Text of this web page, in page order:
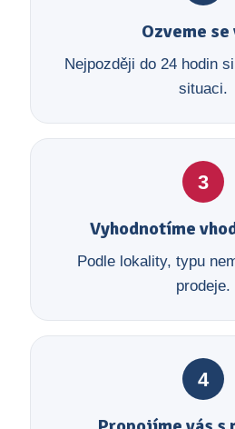
Ozveme se
Nejpozději do 24 hodin
situaci.
3
Vyhodnotíme
Podle lokality, typu
prodeje.
4